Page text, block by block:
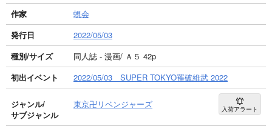
作家
蜆会
発行日
2022/05/03
種別/サイズ
同人誌 - 漫画/ Ａ５ 42p
初出イベント
2022/05/03 SUPER TOKYO罹破維武 2022
ジャンル/
サブジャンル
東京卍リベンジャーズ 入荷アラート